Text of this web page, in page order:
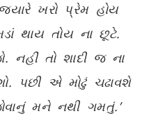
ખરો પ્રેમ હોય
થાય તોય ના છૂટે.
નહીં તો શાદી જ ના
પછી એ મોઢું ચઢાવશે
મને નથી ગમતું.’